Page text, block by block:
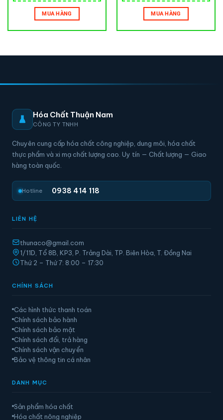
MUA HÀNG MUA HÀNG
Hóa Chất Thuận Nam
CÔNG TY TNHH
Chuyên cung cấp hóa chất công nghiệp, dung môi, hóa chất
thực phẩm và xi mạ chất lượng cao. Uy tín — Chất lượng — Giao
hàng toàn quốc.
Hotline 0938 414 118
LIÊN HỆ
thunaco@gmail.com
1/11D, Tổ 8B, KP3, P. Trảng Dài, TP. Biên Hòa, T. Đồng Nai
Thứ 2 – Thứ 7: 8:00 – 17:30
CHÍNH SÁCH
Các hình thức thanh toán
Chính sách bảo hành
Chính sách bảo mật
Chính sách đổi, trả hàng
Chính sách vận chuyển
Bảo vệ thông tin cá nhân
DANH MỤC
Sản phẩm hóa chất
Hóa chất nông nghiệp